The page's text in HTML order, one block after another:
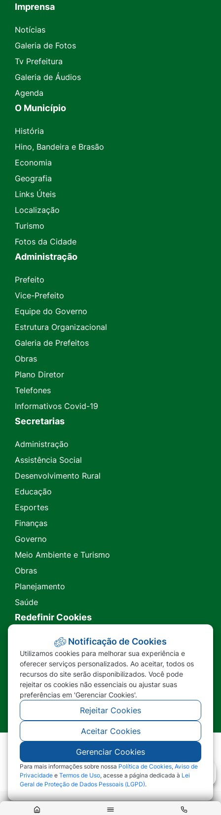
Seção do Rodapé e Contato
Imprensa
Notícias
Galeria de Fotos
Tv Prefeitura
Galeria de Áudios
Agenda
O Município
História
Hino, Bandeira e Brasão
Economia
Geografia
Links Úteis
Localização
Turismo
Fotos da Cidade
Administração
Prefeito
Vice-Prefeito
Equipe do Governo
Estrutura Organizacional
Galeria de Prefeitos
Obras
Plano Diretor
Telefones
Informativos Covid-19
Secretarias
Administração
Assistência Social
Desenvolvimento Rural
Educação
Esportes
Finanças
Governo
Meio Ambiente e Turismo
Obras
Planejamento
Saúde
Redefinir Cookies
Transparência
Ouvidoria
SIC
©2026 - Prefeitura Municipal de Nova Lacerda -
MT - Todos os direitos reservados
Notificação de Cookies
Utilizamos cookies para melhorar sua experiência e
oferecer serviços personalizados. Ao aceitar, todos os
recursos do site serão disponibilizados. Você pode
rejeitar os cookies não essenciais ou ajustar suas
preferências em 'Gerenciar Cookies'.
Rejeitar Cookies
Aceitar Cookies
Gerenciar Cookies
Para mais informações sobre nossa Política de Cookies, Aviso de
Privacidade e Termos de Uso, acesse a página dedicada à Lei
Geral de Proteção de Dados Pessoais (LGPD).